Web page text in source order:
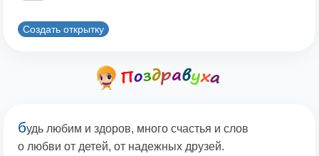
Создать открытку
будь любим и здоров, много счастья и слов
о любви от детей, от надежных друзей.